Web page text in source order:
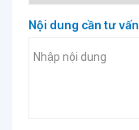
Nội dung cần tư vấn